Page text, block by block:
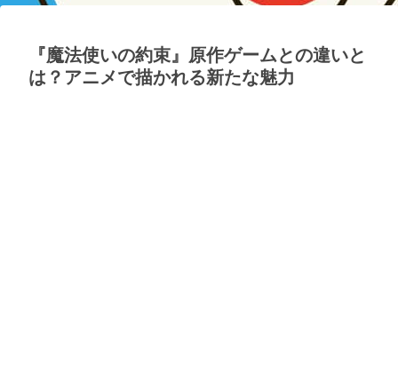
『魔法使いの約束』原作ゲームとの違いと
は？アニメで描かれる新たな魅力